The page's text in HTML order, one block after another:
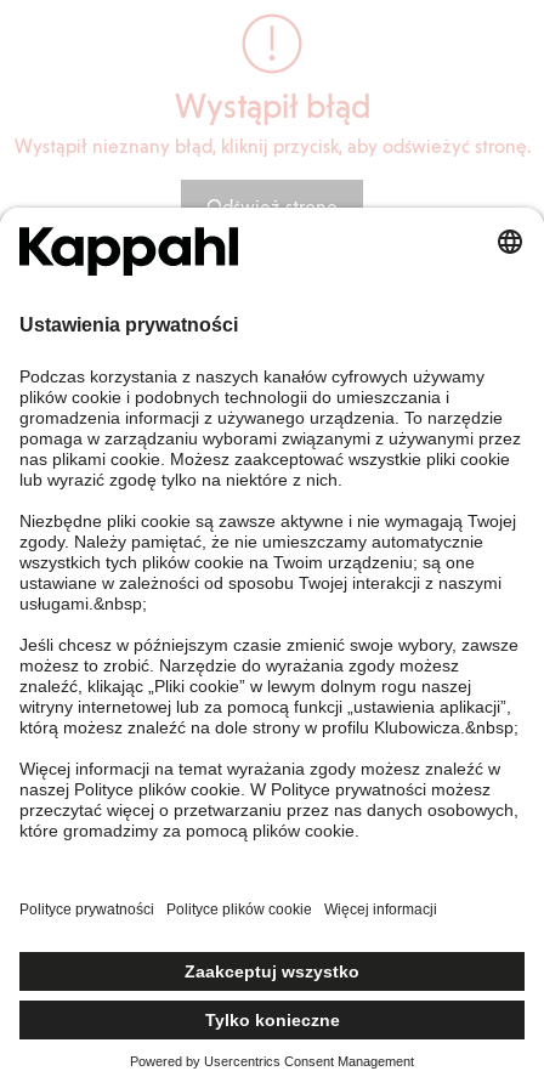
Wystąpił błąd
Wystąpił nieznany błąd, kliknij przycisk, aby odświeżyć stronę.
Odśwież stronę